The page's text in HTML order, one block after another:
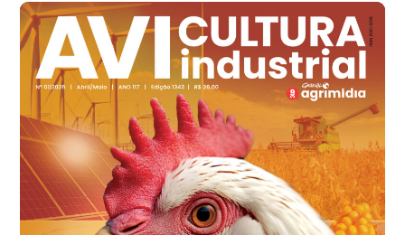
R$ 139,62
cx
Ovo Branco - Regional
Recife (PE)
R$ 144,92
cx
Ovo Vermelho - Regional
Recife (PE)
R$ 154,89
cx